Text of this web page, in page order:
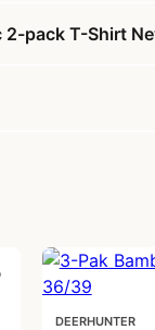
pack T-Shirt
DEERHUNTER